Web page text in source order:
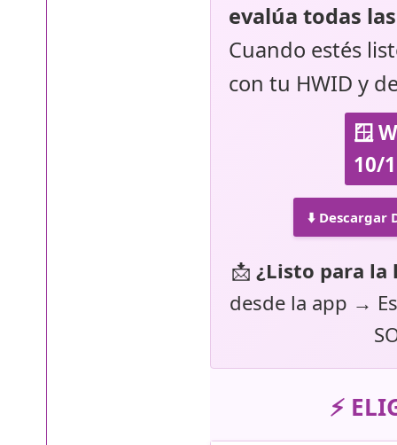
evalúa todas
Cuando estés
con tu HWID y
🪟
10/
⬇️ Descargar
📩 ¿Listo para la
desde la app →
⚡